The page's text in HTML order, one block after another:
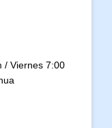
/ Viernes 7:00